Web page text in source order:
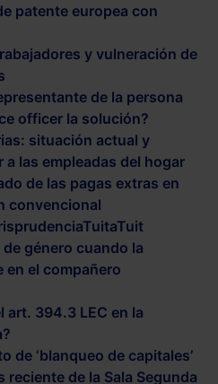
patente europea con
y vulneración de
de la persona
officer la solución?
situación actual y
las empleadas del hogar
de las pagas extras en
convencional
género cuando la
en el compañero
art. 394.3 LEC en la
de ‘blanqueo de capitales’
de la Sala Segunda